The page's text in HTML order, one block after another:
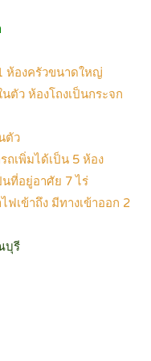
ห้องครัวขนาดใหญ่
ตัว ห้องโถงเป็นกระจก
ตัว
ถเพิ่มได้เป็น 5 ห้อง
นที่อยู่อาศัย 7 ไร่
เข้าถึง มีทางเข้าออก 2
บุรี